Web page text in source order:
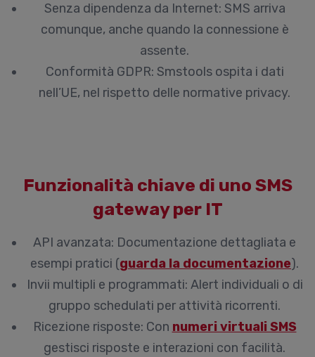
Senza dipendenza da Internet: SMS arriva
comunque, anche quando la connessione è
assente.
Conformità GDPR: Smstools ospita i dati
nell’UE, nel rispetto delle normative privacy.
Funzionalità chiave di uno SMS
gateway per IT
API avanzata: Documentazione dettagliata e
esempi pratici (guarda la documentazione).
Invii multipli e programmati: Alert individuali o di
gruppo schedulati per attività ricorrenti.
Ricezione risposte: Con numeri virtuali SMS
gestisci risposte e interazioni con facilità.